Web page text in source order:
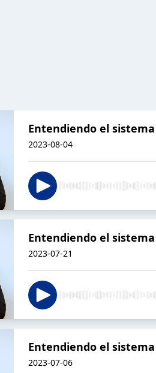
Entendiendo el
2023-08-04
Entendiendo el sistema
2023-07-21
Entendiendo el
2023-07-06